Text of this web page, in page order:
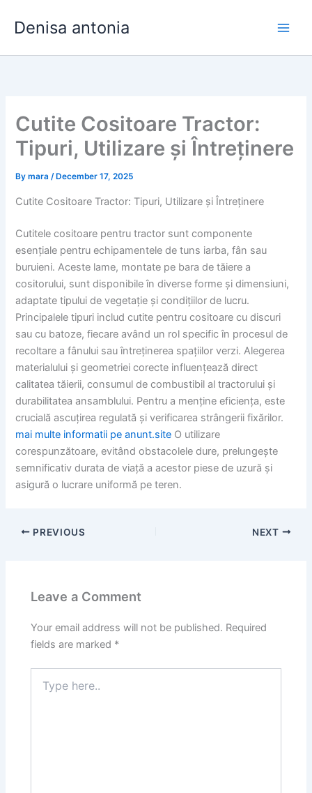
Denisa antonia
Cutite Cositoare Tractor:
Tipuri, Utilizare și Întreținere
Bymara/ December 17, 2025
Cutite Cositoare Tractor: Tipuri, Utilizare și Întreținere
Cutitele cositoare pentru tractor sunt componente
esențiale pentru echipamentele de tuns iarba, fân sau
buruieni. Aceste lame, montate pe bara de tăiere a
cositorului, sunt disponibile în diverse forme și dimensiuni,
adaptate tipului de vegetație și condițiilor de lucru.
Principalele tipuri includ cutite pentru cositoare cu discuri
sau cu batoze, fiecare având un rol specific în procesul de
recoltare a fânului sau întreținerea spațiilor verzi. Alegerea
materialului și geometriei corecte influențează direct
calitatea tăierii, consumul de combustibil al tractorului și
durabilitatea ansamblului. Pentru a menține eficiența, este
crucială ascuțirea regulată și verificarea strângerii fixărilor.
mai multe informatii pe anunt.site O utilizare
corespunzătoare, evitând obstacolele dure, prelungește
semnificativ durata de viață a acestor piese de uzură și
asigură o lucrare uniformă pe teren.
PREVIOUS NEXT
Leave a Comment
Your email address will not be published. Required
fields are marked *
here..